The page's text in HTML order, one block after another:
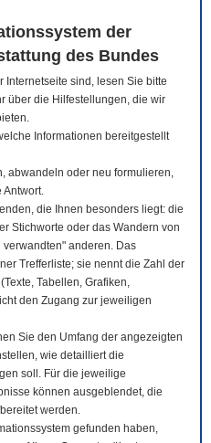
der
des Bundes
Internetseite sind, lesen Sie bitte
über die Hilfestellungen, die wir
Informationen bereitgestellt
abwandeln oder neu formulieren,
Antwort.
die Ihnen besonders liegt: die
Stichworte oder das Wandern von
anderen. Das
Trefferliste; sie nennt die Zahl der
Tabellen, Grafiken,
den Zugang zur jeweiligen
Sie den Umfang der angezeigten
wie detailliert die
soll. Für die jeweilige
können ausgeblendet, die
werden.
gefunden haben,